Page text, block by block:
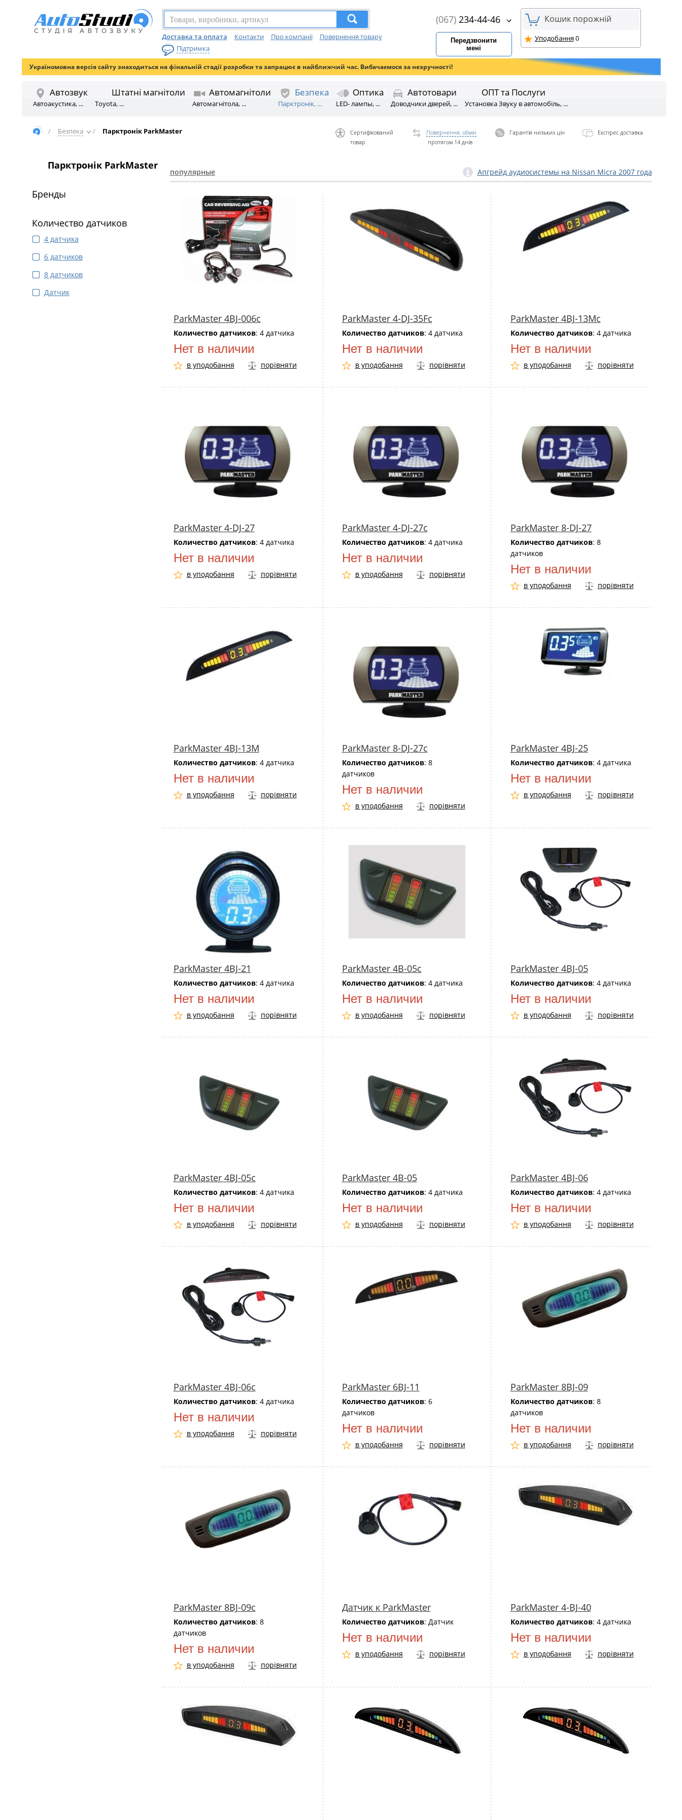
Доставка та оплата Контакти Про компанії
Повернення товару
Підтримка
(067)234-44-46
Передзвонити
мені
Кошик порожній
Уподобання0
Україномовна версія сайту знаходиться на фінальній стадії розробки та запрацює в найближчий час. Вибачаємося за незручності!
Автозвук
Автоакустика, ...
Штатні магнітоли
Toyota, ...
Автомагнітоли
Автомагнітола, ...
Безпека
Парктронік, ...
Оптика
LED- лампы, ...
Автотовари
Доводчики дверей, ...
ОПТ та Послуги
Установка Звуку в автомобіль, ...
/ Безпека / Парктронік ParkMaster
Сертифікований
товар
Повернення, обмін
протягом 14 днів
Гарантія низьких цін Експрес доставка
Парктронік ParkMaster
Бренды
Количество датчиков
4 датчика
6 датчиков
8 датчиков
Датчик
популярные Апгрейд аудиосистемы на Nissan Micra 2007 года
ParkMaster 4BJ-006с
Количество датчиков: 4 датчика
Нет в наличии
в уподобання порівняти
ParkMaster 4-DJ-35Fc
Количество датчиков: 4 датчика
Нет в наличии
в уподобання порівняти
ParkMaster 4BJ-13Mс
Количество датчиков: 4 датчика
Нет в наличии
в уподобання порівняти
ParkMaster 4-DJ-27
Количество датчиков: 4 датчика
Нет в наличии
в уподобання порівняти
ParkMaster 4-DJ-27c
Количество датчиков: 4 датчика
Нет в наличии
в уподобання порівняти
ParkMaster 8-DJ-27
Количество датчиков: 8
датчиков
Нет в наличии
в уподобання порівняти
ParkMaster 4BJ-13M
Количество датчиков: 4 датчика
Нет в наличии
в уподобання порівняти
ParkMaster 8-DJ-27c
Количество датчиков: 8
датчиков
Нет в наличии
в уподобання порівняти
ParkMaster 4BJ-25
Количество датчиков: 4 датчика
Нет в наличии
в уподобання порівняти
ParkMaster 4BJ-21
Количество датчиков: 4 датчика
Нет в наличии
в уподобання порівняти
ParkMaster 4B-05c
Количество датчиков: 4 датчика
Нет в наличии
в уподобання порівняти
ParkMaster 4BJ-05
Количество датчиков: 4 датчика
Нет в наличии
в уподобання порівняти
ParkMaster 4BJ-05c
Количество датчиков: 4 датчика
Нет в наличии
в уподобання порівняти
ParkMaster 4B-05
Количество датчиков: 4 датчика
Нет в наличии
в уподобання порівняти
ParkMaster 4BJ-06
Количество датчиков: 4 датчика
Нет в наличии
в уподобання порівняти
ParkMaster 4BJ-06c
Количество датчиков: 4 датчика
Нет в наличии
в уподобання порівняти
ParkMaster 6BJ-11
Количество датчиков: 6
датчиков
Нет в наличии
в уподобання порівняти
ParkMaster 8BJ-09
Количество датчиков: 8
датчиков
Нет в наличии
в уподобання порівняти
ParkMaster 8BJ-09с
Количество датчиков: 8
датчиков
Нет в наличии
в уподобання порівняти
Датчик к ParkMaster
Количество датчиков: Датчик
Нет в наличии
в уподобання порівняти
ParkMaster 4-BJ-40
Количество датчиков: 4 датчика
Нет в наличии
в уподобання порівняти